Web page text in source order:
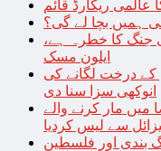
ہمیں بچا لے گی؟
جنگ کا خطرہ ہے،
ایلون مسک
مجرم کوایک سال تک 50 نیم کے درخت لگانے کی
انوکھی سزا سنا دی
میں مار کرنے والے
سے لیس کردیا
بندی اور فلسطین